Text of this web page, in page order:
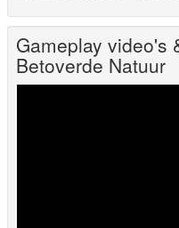
Gameplay video's
Betoverde Natuur